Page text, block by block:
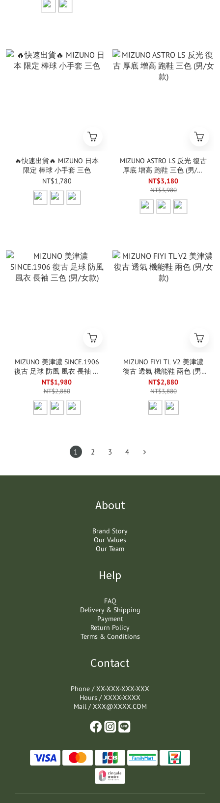
🔥快速出貨🔥 MIZUNO 日本
限定 棒球 小手套 三色
NT$1,780
MIZUNO ASTRO LS 反光 復古
厚底 增高 跑鞋 三色 (男/女
款)
NT$3,180
NT$3,980
MIZUNO 美津濃 SINCE.1906
復古 足球 防風 風衣 長袖 三
色 (男/女款)
NT$1,980
NT$2,880
MIZUNO FIYI TL V2 美津濃
復古 透氣 機能鞋 兩色 (男/
女款)
NT$2,880
NT$3,880
1 2 3 4
About
Brand Story
Our Values
Our Team
Help
FAQ
Delivery & Shipping
Payment
Return Policy
Terms & Conditions
Contact
Phone / XX-XXX-XXX-XXX
Hours / XXXX-XXXX
Mail / XXX@XXXX.COM